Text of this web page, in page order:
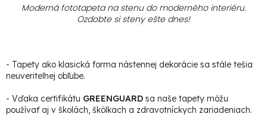
Moderná fototapeta na stenu do moderného interiéru.
Ozdobte si steny ešte dnes!
- Tapety ako klasická forma nástennej dekorácie sa stále tešia
neuveriteľnej obľube.
- Vďaka certifikátu GREENGUARD sa naše tapety môžu
používať aj v školách, škôlkach a zdravotníckych zariadeniach.